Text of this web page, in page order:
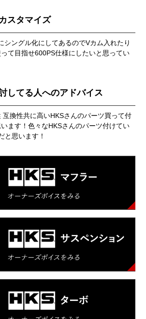
スタマイズ
シングル化にしてあるのでVカム入れたり
て目指せ600PS仕様にしたいと思ってい
してる人へのアドバイス
互換性共に高いHKSさんのパーツ買って付
ます！色々なHKSさんのパーツ付けてい
と思います！